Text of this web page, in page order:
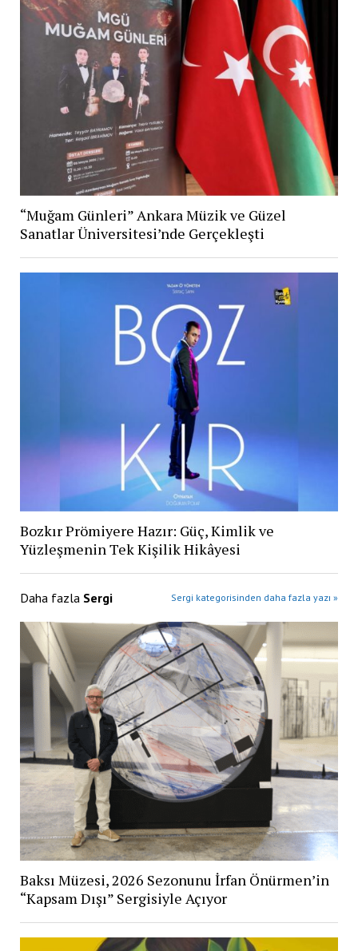
“Muğam Günleri” Ankara Müzik ve Güzel
Sanatlar Üniversitesi’nde Gerçekleşti
Bozkır Prömiyere Hazır: Güç, Kimlik ve
Yüzleşmenin Tek Kişilik Hikâyesi
Daha fazla Sergi Sergi kategorisinden daha fazla yazı »
Baksı Müzesi, 2026 Sezonunu İrfan Önürmen’in
“Kapsam Dışı” Sergisiyle Açıyor